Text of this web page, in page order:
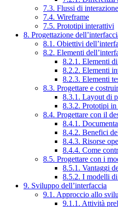
7.3. Flussi di interazione
7.4. Wireframe
7.5. Prototipi interattivi
8. Progettazione
8.1. Obiettivi
8.2. Elementi
8.2.1. Elementi
8.2.2. Elementi
8.2.3. Elementi
8.3. Progettare e
8.3.1. Layout di
8.3.2. Prototipi in
8.4. Progettare con il
8.4.1.
8.4.2. Benefici
8.4.3. Risorse
8.4.4. Come
8.5. Progettare con i
8.5.1. Vantaggi
8.5.2. I modelli
9. Sviluppo dell’interfaccia
9.1. Approccio allo
9.1.1. Attività